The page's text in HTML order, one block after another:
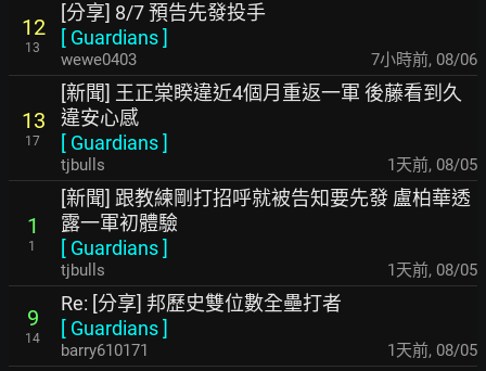
12
13
[分享] 8/7 預告先發投手
[ Guardians]
wewe0403 7小時前, 08/06
13
17
[新聞] 王正棠睽違近4個月重返一軍 後藤看到久
違安心感
[ Guardians]
tjbulls 1天前, 08/05
1
1
[新聞] 跟教練剛打招呼就被告知要先發 盧柏華透
露一軍初體驗
[ Guardians]
tjbulls 1天前, 08/05
9
14
Re: [分享] 邦歷史雙位數全壘打者
[ Guardians]
barry610171 1天前, 08/05